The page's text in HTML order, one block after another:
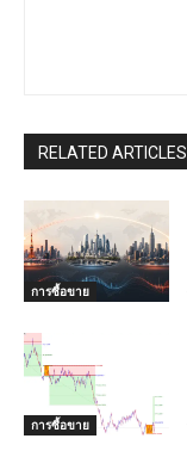
RELATED ARTICLES
การซื้อขาย
การซื้อขาย